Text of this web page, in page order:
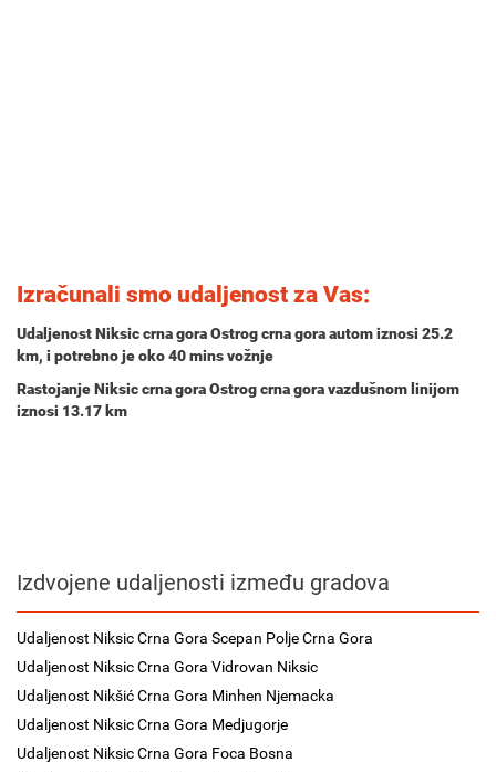
Izračunali smo udaljenost za Vas:
Udaljenost Niksic crna gora Ostrog crna gora autom iznosi 25.2
km, i potrebno je oko40 minsvožnje
Rastojanje Niksic crna gora Ostrog crna gora vazdušnom linijom
iznosi 13.17 km
Izdvojene udaljenosti između gradova
Udaljenost Niksic Crna Gora Scepan Polje Crna Gora
Udaljenost Niksic Crna Gora Vidrovan Niksic
Udaljenost Nikšić Crna Gora Minhen Njemacka
Udaljenost Niksic Crna Gora Medjugorje
Udaljenost Niksic Crna Gora Foca Bosna